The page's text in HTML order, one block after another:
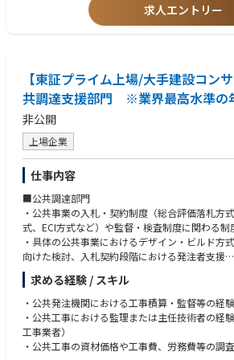
求人エントリー
【東証プライム上場/大手建設コン
共調達支援部門 ※業界最高水準の
非公開
上場企業
仕事内容
■公共調達部門
・公共事業の入札・契約制度（総合評価落札方
式、ECI方式など）や監督・検査制度に関わる制
・具体の公共事業におけるデザイン・ビルド方
向けた検討、入札契約段階における発注者支援
・公共土木⼯事の予定価格算出に必要な建設資
・公共土木⼯事の積算基準に関する検討、歩掛
・公共事業におけるi-ConstructionやDXの推進
＜クライアント＞
・ 国（国土交通省、環境省、総務省、農林水産
求める経験 / スキル
・公共発注機関における工事積算・監督等の経
・公共工事における監理または主任技術者の経
工事業者）
・公共工事の資材価格や工事費、労務費等の調